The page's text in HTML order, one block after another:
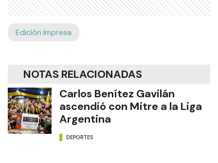
Edición Impresa
NOTAS RELACIONADAS
Carlos Benítez Gavilán
ascendió con Mitre a la Liga
Argentina
DEPORTES